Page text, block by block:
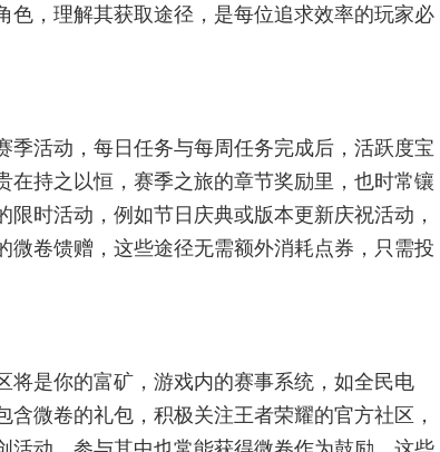
色，理解其获取途径，是每位追求效率的玩家必
活动，每日任务与每周任务完成后，活跃度宝
持之以恒，赛季之旅的章节奖励里，也时常镶
时活动，例如节日庆典或版本更新庆祝活动，
卷馈赠，这些途径无需额外消耗点券，只需投
将是你的富矿，游戏内的赛事系统，如全民电
微卷的礼包，积极关注王者荣耀的官方社区，